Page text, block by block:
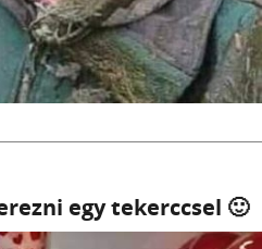
egy tekerccsel 🙂